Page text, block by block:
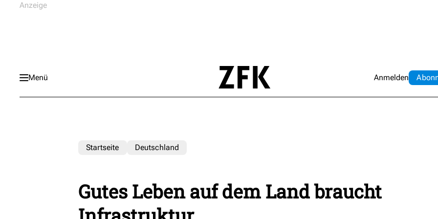
Menü Anmelden Abo
Startseite Deutschland
Gutes Leben auf dem Land braucht